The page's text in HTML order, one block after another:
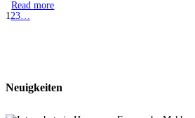
Read more
123…
Neuigkeiten